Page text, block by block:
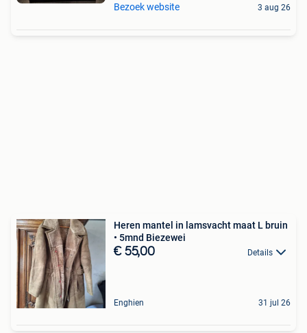
Bezoek website 3 aug 26
Heren mantel in lamsvacht maat L bruin
• 5mnd Biezewei
€ 55,00 Details
Enghien 31 jul 26